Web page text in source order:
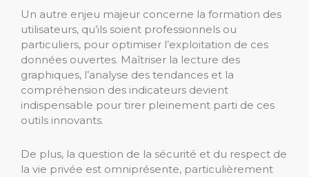
Un autre enjeu majeur concerne la formation des
utilisateurs, qu’ils soient professionnels ou
particuliers, pour optimiser l’exploitation de ces
données ouvertes. Maîtriser la lecture des
graphiques, l’analyse des tendances et la
compréhension des indicateurs devient
indispensable pour tirer pleinement parti de ces
outils innovants.
De plus, la question de la sécurité et du respect de
la vie privée est omniprésente, particulièrement